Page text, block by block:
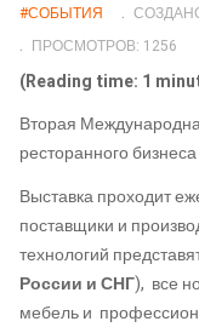
#СОБЫТИЯ
ПРОСМОТРОВ: 1256
(Reading time: 1
Вторая
ресторанного
Выставка проходит
поставщики и
технологий
России и СНГ), все
мебель и